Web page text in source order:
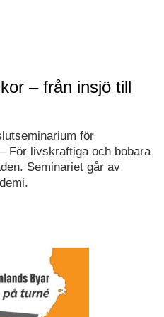
– från insjö till
för
För livskraftiga och bobara
Seminariet går av